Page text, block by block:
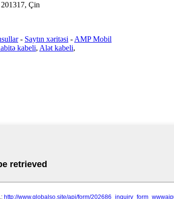
Çin
- Saytın xəritəsi - AMP Mobil
kabeli, Alət kabeli,